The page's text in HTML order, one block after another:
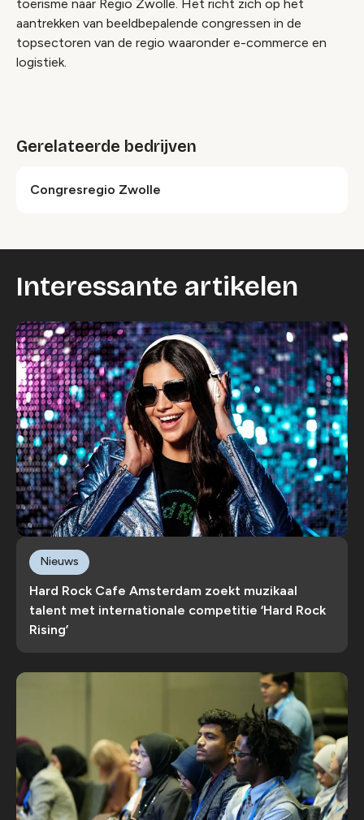
toerisme naar Regio Zwolle. Het richt zich op het
aantrekken van beeldbepalende congressen in de
topsectoren van de regio waaronder e-commerce en
logistiek.
Gerelateerde bedrijven
Congresregio Zwolle
Interessante artikelen
Hard Rock Cafe Amsterdam zoekt muzikaal
talent met internationale competitie ‘Hard Rock
Rising’
Nieuws